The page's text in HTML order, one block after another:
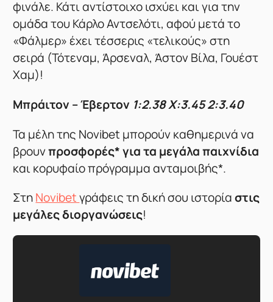
φινάλε. Κάτι αντίστοιχο ισχύει και για την
ομάδα του Κάρλο Αντσελότι, αφού μετά το
«Φάλμερ» έχει τέσσερις «τελικούς» στη
σειρά (Τότεναμ, Άρσεναλ, Άστον Βίλα, Γουέστ
Χαμ)!
Μπράιτον – Έβερτον 1:2.38 X:3.45 2:3.40
Τα μέλη της Novibet μπορούν καθημερινά να
βρουνπροσφορές* για τα μεγάλα παιχνίδια
και κορυφαίο πρόγραμμα ανταμοιβής*.
ΣτηNovibetγράφεις τη δική σου ιστορίαστις
μεγάλες διοργανώσεις!